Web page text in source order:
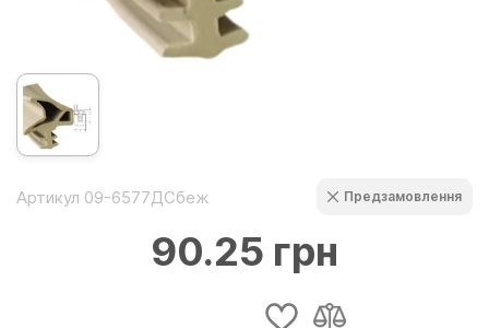
Артикул 09-6577ДСбеж Предзамовлення
90.25 грн